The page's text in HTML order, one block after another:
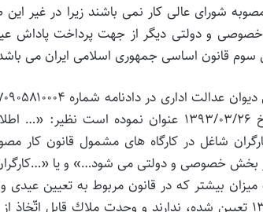
شورای عالی كار نمی باشند زیرا در غیر
و دولتی دیگر از جهت پرداخت پاداش
شماره ۵۷۵ مورخ ۱۳۹۳/۰۳/۲۶ عنوان
بخش خصوصی و دولتی می شود…» و یا
بیشتر كه در قانون مربوط به تعیین عیدی